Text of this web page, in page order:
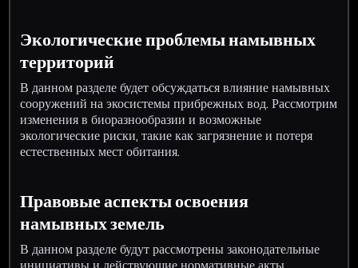
Экологические проблемы намывных
территорий
В данном разделе будет обсуждаться влияние намывных
сооружений на экосистемы прибрежных вод. Рассмотрим
изменения в биоразнообразии и возможные
экологические риски, такие как загрязнение и потеря
естественных мест обитания.
Правовые аспекты освоения
намывных земель
В данном разделе будут рассмотрены законодательные